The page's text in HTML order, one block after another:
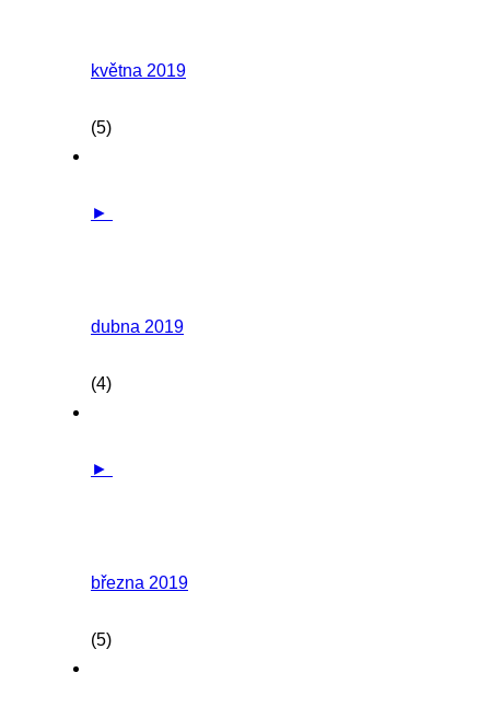
května 2019
(5)
►
dubna 2019
(4)
►
března 2019
(5)